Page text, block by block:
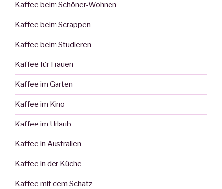
Kaffee beim Schöner-Wohnen
Kaffee beim Scrappen
Kaffee beim Studieren
Kaffee für Frauen
Kaffee im Garten
Kaffee im Kino
Kaffee im Urlaub
Kaffee in Australien
Kaffee in der Küche
Kaffee mit dem Schatz